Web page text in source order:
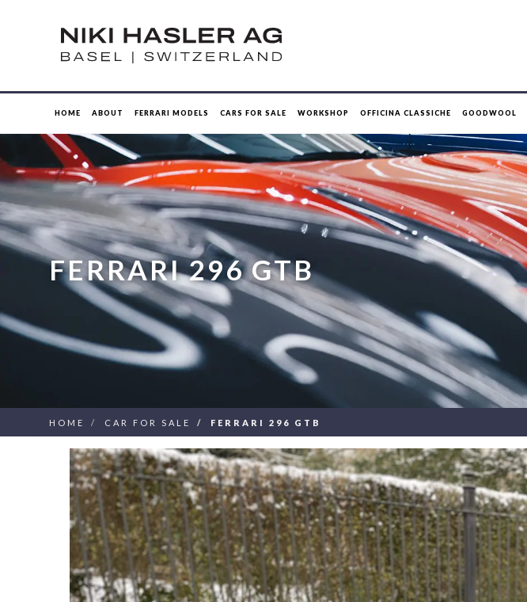
HOME ABOUT FERRARI MODELS CARS FOR SALE WORKSHOP OFFICINA CLASSICHE GOODWOOL
FERRARI 296 GTB
HOME CAR FOR SALE FERRARI 296 GTB